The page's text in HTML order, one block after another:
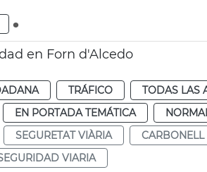
.
en Forn d'Alcedo
TRÁFICO
TODAS LAS
EN PORTADA TEMÁTICA
SEGURETAT VIÀRIA CARBONELL
VIARIA